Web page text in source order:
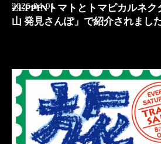
2026-04-01
ZEPPINトマトとトマピカルネク
山 発見さんぽ」で紹介されました